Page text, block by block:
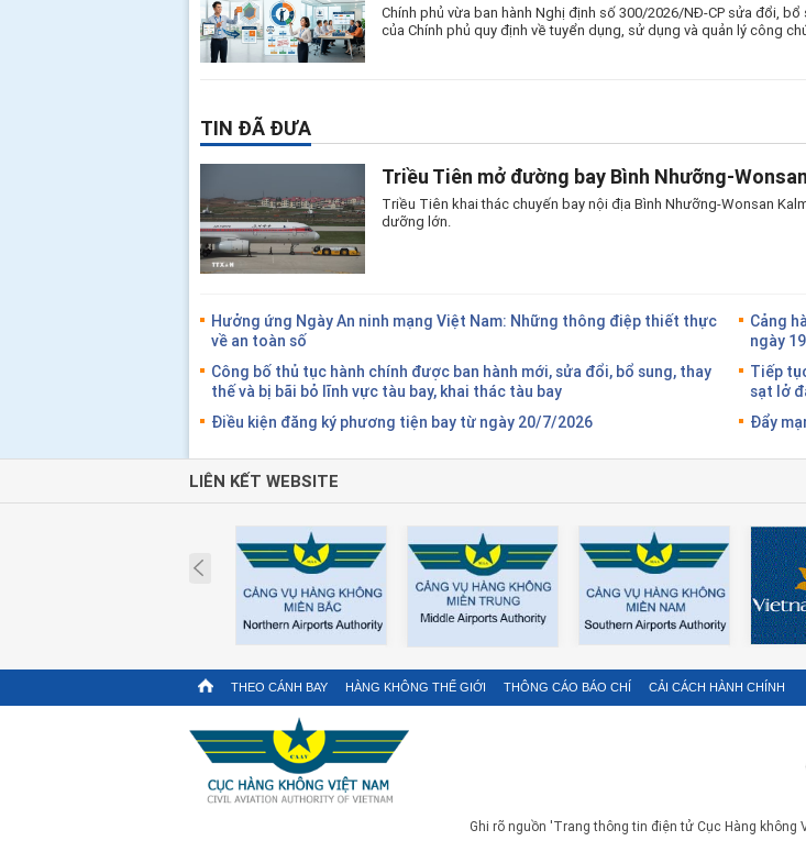
Chính phủ vừa ban hành Nghị định số 300/2026/NĐ-CP sửa đổi,
của Chính phủ quy định về tuyển dụng, sử dụng và quản lý công
TIN ĐÃ ĐƯA
Triều Tiên mở đường bay Bình Nhưỡng-
Triều Tiên khai thác chuyến bay nội địa Bình Nhưỡng-Wonsan
dưỡng lớn.
Hưởng ứng Ngày An ninh mạng Việt Nam: Những thông điệp thiết thực
về an toàn số
Công bố thủ tục hành chính được ban hành mới, sửa đổi, bổ sung, thay
thế và bị bãi bỏ lĩnh vực tàu bay, khai thác tàu bay
Điều kiện đăng ký phương tiện bay từ ngày 20/7/2026
Cảng
ngày
Tiếp
sạt lở
Đẩy
LIÊN KẾT WEBSITE
Prev
THEO CÁNH BAY HÀNG KHÔNG THẾ GIỚI THÔNG CÁO BÁO CHÍ CẢI CÁCH HÀNH CHÍNH
Ghi rõ nguồn 'Trang thông tin điện tử Cục Hàng